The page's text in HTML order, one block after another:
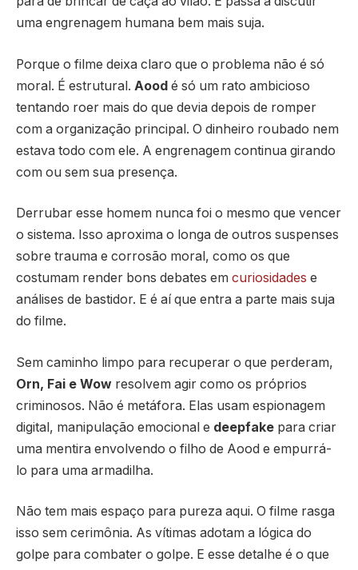
uma engrenagem humana bem mais suja.
Porque o filme deixa claro que o problema não é só
moral. É estrutural. Aood é só um rato ambicioso
tentando roer mais do que devia depois de romper
com a organização principal. O dinheiro roubado nem
estava todo com ele. A engrenagem continua girando
com ou sem sua presença.
Derrubar esse homem nunca foi o mesmo que vencer
o sistema. Isso aproxima o longa de outros suspenses
sobre trauma e corrosão moral, como os que
costumam render bons debates em curiosidades e
análises de bastidor. E é aí que entra a parte mais suja
do filme.
Sem caminho limpo para recuperar o que perderam,
Orn, Fai e Wow resolvem agir como os próprios
criminosos. Não é metáfora. Elas usam espionagem
digital, manipulação emocional e deepfake para criar
uma mentira envolvendo o filho de Aood e empurrá-
lo para uma armadilha.
Não tem mais espaço para pureza aqui. O filme rasga
isso sem cerimônia. As vítimas adotam a lógica do
golpe para combater o golpe. E esse detalhe é o que